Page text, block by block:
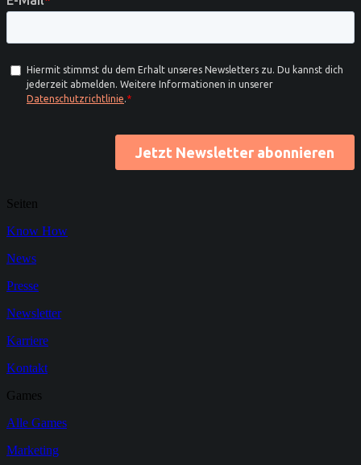
Seiten
Know How
News
Presse
Newsletter
Karriere
Kontakt
Games
Alle Games
Marketing